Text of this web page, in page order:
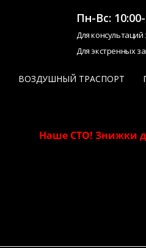
Пн-Вс:
Для
Для экстренных
ВОЗДУШНЫЙ ТРАСПОРТ
Наше СТО! Знижки для